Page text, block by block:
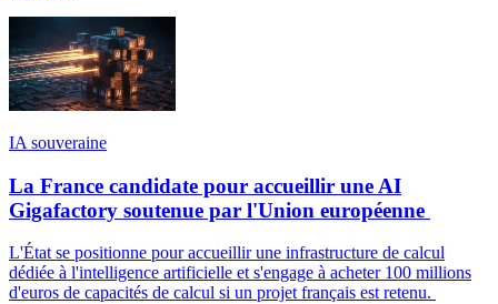
IA souveraine
La France candidate pour accueillir une AI
Gigafactory soutenue par l'Union européenne
L'État se positionne pour accueillir une infrastructure de calcul
dédiée à l'intelligence artificielle et s'engage à acheter 100 millions
d'euros de capacités de calcul si un projet français est retenu.